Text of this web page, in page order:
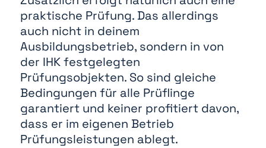
praktische Prüfung. Das allerdings
auch nicht in deinem
Ausbildungsbetrieb, sondern in von
der IHK festgelegten
Prüfungsobjekten. So sind gleiche
Bedingungen für alle Prüflinge
garantiert und keiner profitiert davon,
dass er im eigenen Betrieb
Prüfungsleistungen ablegt.